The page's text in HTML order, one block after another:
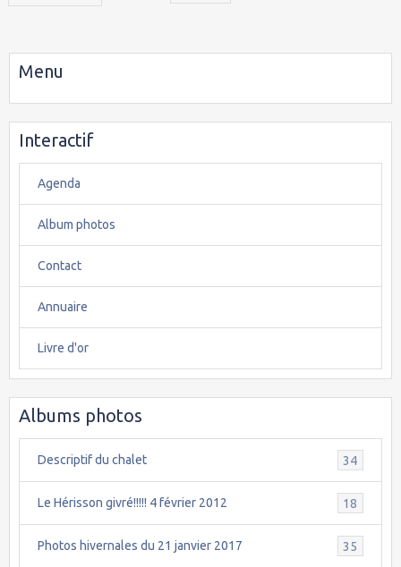
Menu
Interactif
Agenda
Album photos
Contact
Annuaire
Livre d'or
Albums photos
Descriptif du chalet 34
Le Hérisson givré!!!!! 4 février 2012 18
Photos hivernales du 21 janvier 2017 35